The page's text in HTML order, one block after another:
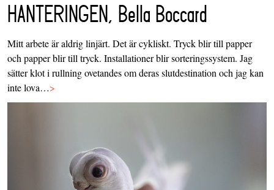
HANTERINGEN, Bella Boccard
Mitt arbete är aldrig linjärt. Det är cykliskt. Tryck blir till papper
och papper blir till tryck. Installationer blir sorteringssystem. Jag
sätter klot i rullning ovetandes om deras slutdestination och jag kan
inte lova…>